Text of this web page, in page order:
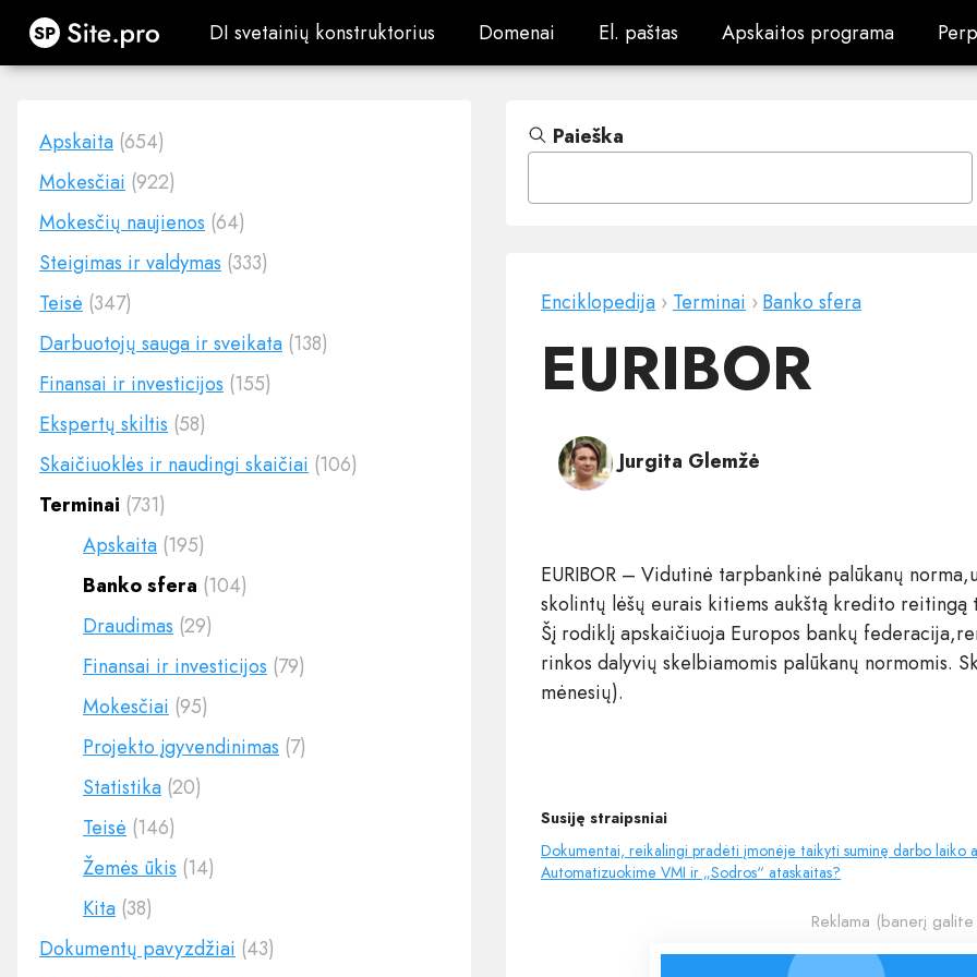
Site.pro DI svetainių konstruktorius
DI svetainių konstruktorius Domenai
Domenai El. paštas
El. paštas Apskaitos programa
Apskaitos programa
Apskaita (654)
Mokesčiai (922)
Mokesčių naujienos (64)
Steigimas ir valdymas (333)
Teisė (347)
Darbuotojų sauga ir sveikata (138)
Finansai ir investicijos (155)
Ekspertų skiltis (58)
Skaičiuoklės ir naudingi skaičiai (106)
Terminai (731)
Apskaita (195)
Banko sfera (104)
Draudimas (29)
Finansai ir investicijos (79)
Mokesčiai (95)
Projekto įgyvendinimas (7)
Statistika (20)
Teisė (146)
Žemės ūkis (14)
Kita (38)
Dokumentų pavyzdžiai (43)
Paieška
Enciklopedija › Terminai ›Banko sfera
EURIBOR
Jurgita Glemžė
EURIBOR – Vidutinė tarpbankinė palūkanų
skolintų lėšų eurais kitiems aukštą kredito
Šį rodiklį apskaičiuoja Europos bankų
rinkos dalyvių skelbiamomis palūkanų normomis.
mėnesių).
Susiję straipsniai
Dokumentai, reikalingi pradėti įmonėje taikyti suminę darbo laiko
Automatizuokime VMI ir „Sodros“ ataskaitas?
Reklama (banerį